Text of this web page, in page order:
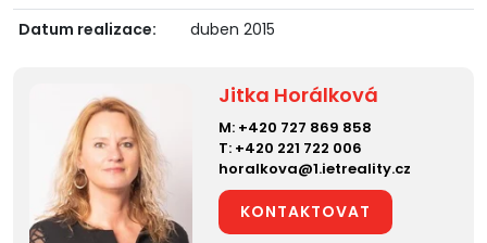
Datum realizace:
duben 2015
Jitka Horálková
M: +420 727 869 858
T: +420 221 722 006
horalkova@1.ietreality.cz
KONTAKTOVAT